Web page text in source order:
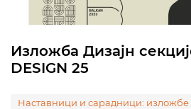
Изложба Дизајн
DESIGN 25
Наставници и сарадници: изложбе